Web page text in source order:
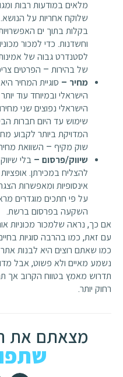
מלאים במודעות רבות
שלוקח אחריות על
בקלות בתוך ים
וחשדנות. כדי למכור
לסטנדרט גבוה של
של בהירות – הפרטים
מחיר – סוגיית המחיר
הישראלי ובמיוחד עוד
הישראלי נפוצים שני
המדויקת ביותר לקבוע
שוק מקיף – השוואת
שיווק/פרסום – בלי
להצליח במכירתן.
אינסופיות ומאפשרות
על פי חתכים מוגדרים
השקעה בפרסום ברשת.
אם כך, נראה שלמכור מכוניות
עם זאת, כמו בהרבה סוגיות
כמו שאתם רוצים היא לבנות
נשמע מאיים ולא פשוט, אבל
תדרוש מאמץ בטווח הקרוב אך
רחוק יותר.
מצאתם את